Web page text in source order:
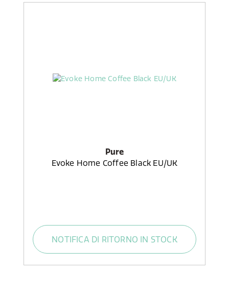
Pure
Evoke Home Coffee Black EU/UK
NOTIFICA DI RITORNO IN STOCK